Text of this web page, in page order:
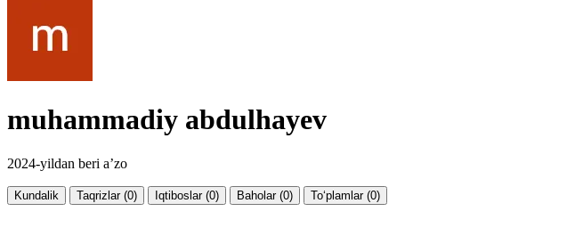
muhammadiy abdulhayev
2024-yildan beri a’zo
Kundalik Taqrizlar (0) Iqtiboslar (0) Baholar (0) To‘plamlar (0)